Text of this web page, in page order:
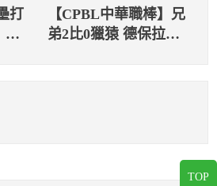
打
障
【CPBL中華職棒】兄
弟2比0獵猿 德保拉奪
TOP